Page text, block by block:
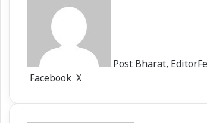
Post Bharat, Editor
Facebook X
Email